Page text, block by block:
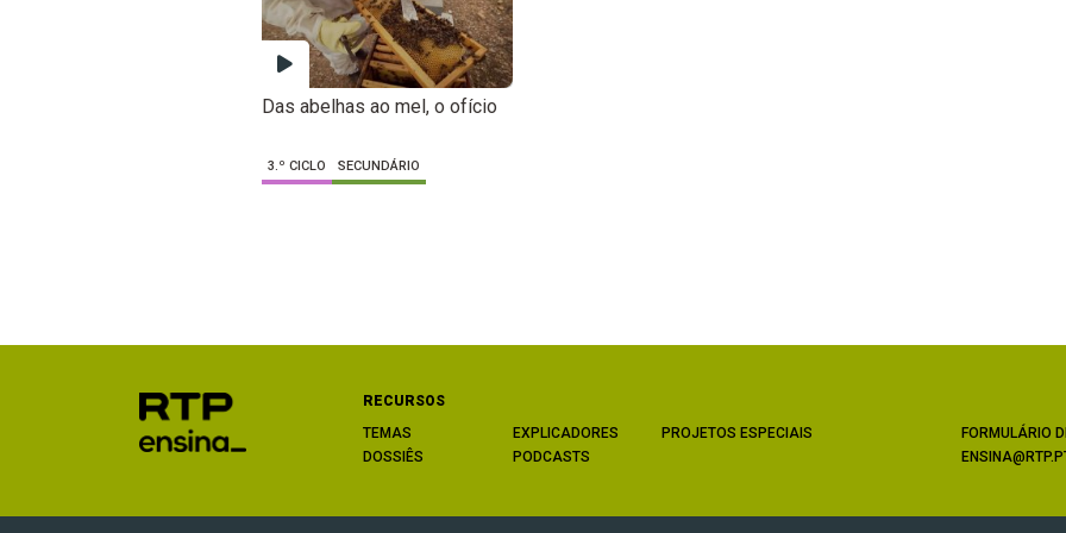
Das abelhas ao mel, o ofício
3.º CICLO SECUNDÁRIO
RECURSOS
TEMAS
DOSSIÊS
EXPLICADORES
PODCASTS
PROJETOS ESPECIAIS
FORMULÁRIO